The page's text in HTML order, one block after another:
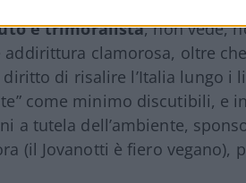
e trimoralista, non vede,
clamorosa, oltre
di risalire l’Italia lungo i
come minimo discutibili, e
a tutela dell’ambiente,
(il Jovanotti è fiero vegano),